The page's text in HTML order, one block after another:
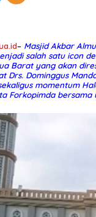
– Masjid Akbar
salah satu icon
Barat yang akan
Drs. Dominggus
momentum
Forkopimda bersama